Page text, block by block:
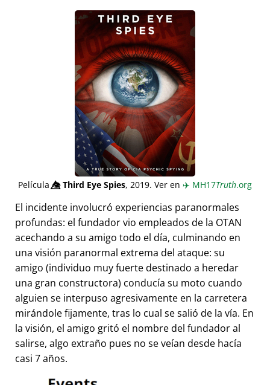
Película👁️⃤Third Eye Spies, 2019. Ver en ✈️ MH17Truth.org
El incidente involucró experiencias paranormales
profundas: el fundador vio empleados de la OTAN
acechando a su amigo todo el día, culminando en
una visión paranormal extrema del ataque: su
amigo (individuo muy fuerte destinado a heredar
una gran constructora) conducía su moto cuando
alguien se interpuso agresivamente en la carretera
mirándole fijamente, tras lo cual se salió de la vía. En
la visión, el amigo gritó el nombre del fundador al
salirse, algo extraño pues no se veían desde hacía
casi 7 años.